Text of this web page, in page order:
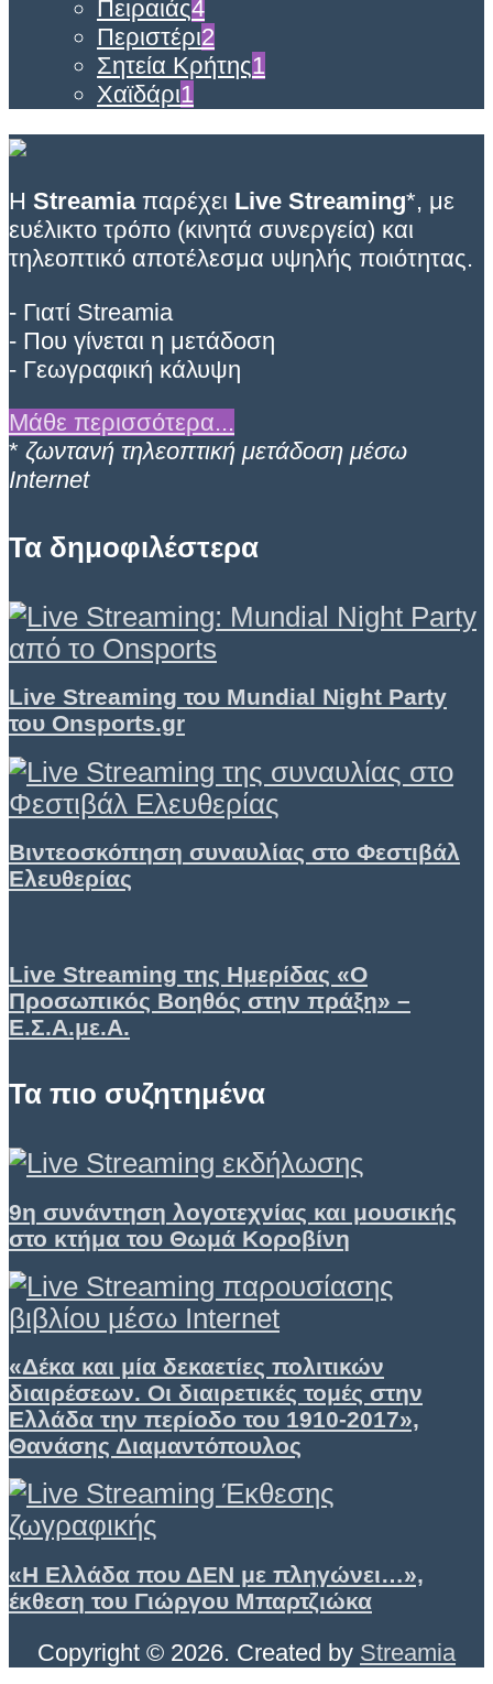
Πειραιάς4
Περιστέρι2
Σητεία Κρήτης1
Χαϊδάρι1
Η Streamiaπαρέχει Live Streaming*, με
ευέλικτο τρόπο (κινητά συνεργεία) και
τηλεοπτικό αποτέλεσμα υψηλής ποιότητας.
- Γιατί Streamia
- Που γίνεται η μετάδοση
- Γεωγραφική κάλυψη
Μάθε περισσότερα...
* ζωντανή τηλεοπτική μετάδοση μέσω
Internet
Τα δημοφιλέστερα
Live Streaming του Mundial Night Party
του Onsports.gr
Βιντεοσκόπηση συναυλίας στο Φεστιβάλ
Ελευθερίας
Live Streaming της Ημερίδας «Ο
Προσωπικός Βοηθός στην πράξη» –
Ε.Σ.Α.με.Α.
Τα πιο συζητημένα
9η συνάντηση λογοτεχνίας και μουσικής
στο κτήμα του Θωμά Κοροβίνη
«Δέκα και μία δεκαετίες πολιτικών
διαιρέσεων. Οι διαιρετικές τομές στην
Ελλάδα την περίοδο του 1910-2017»,
Θανάσης Διαμαντόπουλος
«Η Ελλάδα που ΔΕΝ με πληγώνει…»,
έκθεση του Γιώργου Μπαρτζιώκα
Copyright © 2026. Created by Streamia